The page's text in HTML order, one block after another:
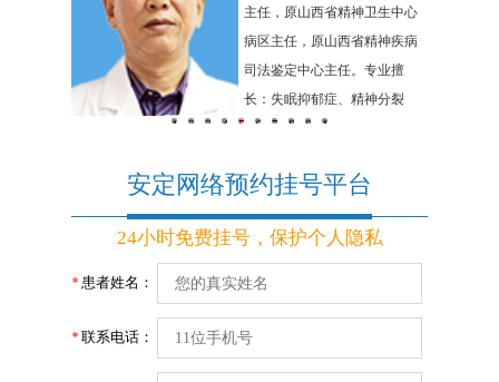
1 2 3 4 5 6 7 8 9 10
主任，原山西省精神卫生中心
病区主任，原山西省精神疾病
司法鉴定中心主任。专业擅
长：失眠抑郁症、精神分裂
症、偏执型精神病，各科神经
安定网络预约挂号平台
24小时免费挂号，保护个人隐私
* 患者姓名：
* 联系电话：